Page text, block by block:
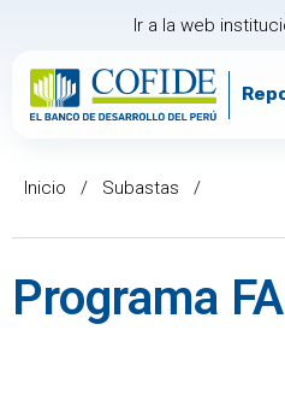
Ir a la web
Inicio / Subastas /
Programa